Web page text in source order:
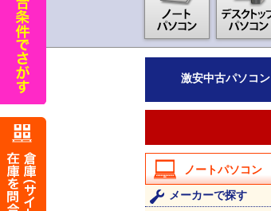
激安中古パソコン
メーカーで探す